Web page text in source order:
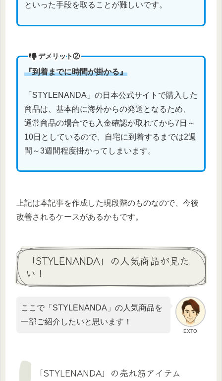
といった手段を取ることが難しいです。
デメリット②
『到着までに時間が掛かる』
「STYLENANDA」の日本公式サイトで購入した
商品は、基本的に海外からの発送となるため、
通常商品の場合でも入金確認が取れてから7日～
10日としているので、自宅に到着するまでは2週
間～3週間程度掛かってしまいます。
上記は本記事を作成した現段階のものなので、今後
改善されるケースがあるかもです。
「STYLENANDA」の人気商品が見た
い！
EXTO
ここで「STYLENANDA」の人気商品を
一部ご紹介したいと思います！
「STYLENANDA」の売れ筋アイテム